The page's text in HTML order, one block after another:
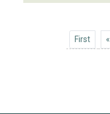
FirstFirst «